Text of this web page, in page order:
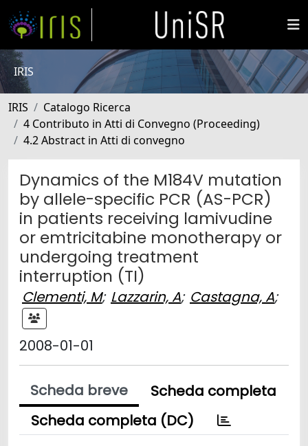
IRIS
IRIS
Catalogo Ricerca
4 Contributo in Atti di Convegno (Proceeding)
4.2 Abstract in Atti di convegno
Dynamics of the M184V mutation
by allele-specific PCR (AS-PCR)
in patients receiving lamivudine
or emtricitabine monotherapy or
undergoing treatment
interruption (TI)
Clementi, M; Lazzarin, A; Castagna, A;
2008-01-01
Scheda breve
Scheda completa
Scheda completa (DC)